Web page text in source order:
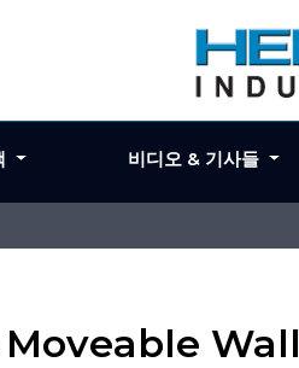
Moveable Wall
비디오 & 기사들